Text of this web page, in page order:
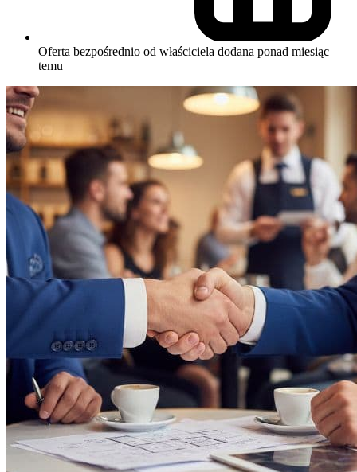
Oferta bezpośrednio od właściciela dodana ponad miesiąc
temu